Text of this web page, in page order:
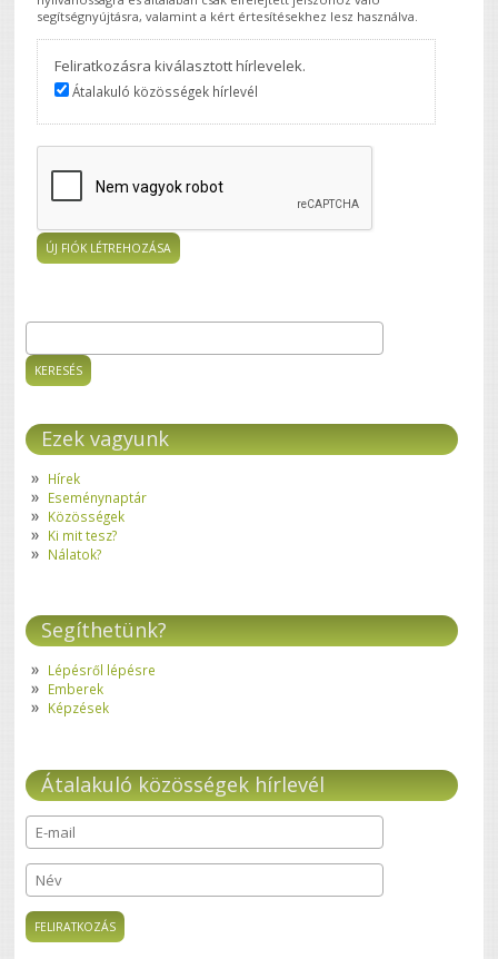
segítségnyújtásra, valamint a kért értesítésekhez lesz használva.
Feliratkozásra kiválasztott hírlevelek.
Átalakuló közösségek hírlevél
Keresés űrlap
Ezek vagyunk
Hírek
Eseménynaptár
Közösségek
Ki mit tesz?
Nálatok?
Segíthetünk?
Lépésről lépésre
Emberek
Képzések
Átalakuló közösségek hírlevél
E-mail*
Név